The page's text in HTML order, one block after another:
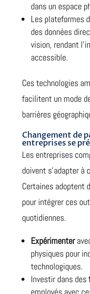
dans un espace
Les plateformes
des données
vision, rendant
accessible.
Ces technologies
facilitent un mode
barrières
Changement de
entreprises se
Les entreprises
doivent s’adapter
Certaines adoptent
pour intégrer ces
quotidiennes.
Expérimenter
physiques pour
technologiques.
Investir dans des